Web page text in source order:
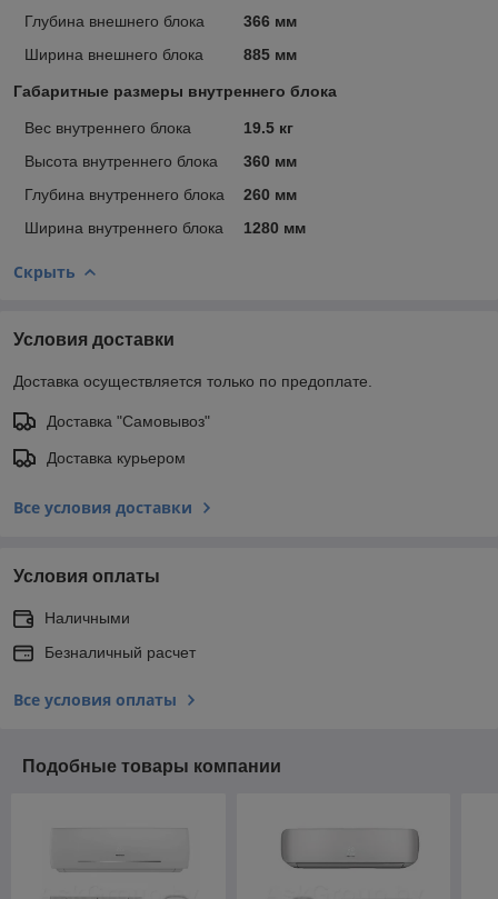
Глубина внешнего блока
366 мм
Ширина внешнего блока
885 мм
Габаритные размеры внутреннего блока
Вес внутреннего блока
19.5 кг
Высота внутреннего блока
360 мм
Глубина внутреннего блока
260 мм
Ширина внутреннего блока
1280 мм
Скрыть
Условия доставки
Доставка осуществляется только по предоплате.
Доставка "Самовывоз"
Доставка курьером
Все условия доставки
Условия оплаты
Наличными
Безналичный расчет
Все условия оплаты
Подобные товары компании